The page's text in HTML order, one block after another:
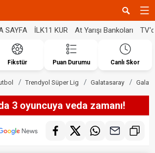
SAYFA İLK11 KUR At Yarışı Bankoları
Fikstür Puan Durumu Canlı Skor
Trendyol Süper Lig Galatasaray
3 oyuncuya veda zamanı!